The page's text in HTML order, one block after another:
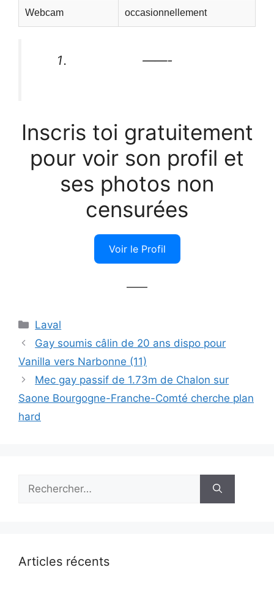
Webcam occasionnellement
——-
Inscris toi gratuitement
pour voir son profil et
ses photos non
censurées
Voir le Profil
——
Catégories
Laval
Gay soumis câlin de 20 ans dispo pour
Vanilla vers Narbonne (11)
Mec gay passif de 1.73m de Chalon sur
Saone Bourgogne-Franche-Comté cherche plan
hard
Articles récents